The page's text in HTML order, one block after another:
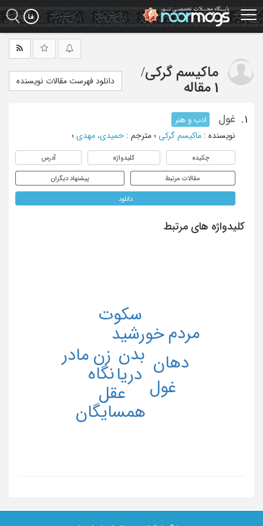
Skip
to
main
ماکیسم گرکی/
1 مقاله
دانلود فهرست مقالات نویسنده
1. غول
ادب و هنر
نویسنده : ماکیسم گرکی ؛ مترجم : حمیدی، مهدی ؛
چکیده کلیدواژه آدرس
مقالات مرتبط پیشنهاد دیگران
دانلود
کلیدواژه های مرتبط
بدن
خورشید
دریا
دهان زن
سکوت
عقل غول
مادر
مردم
نگاه
همسایگان